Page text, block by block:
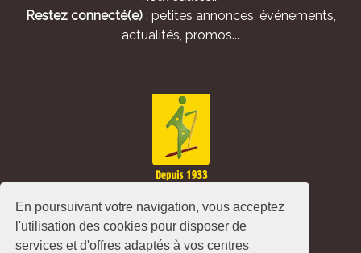
En poursuivant votre navigation, vous acceptez
l'utilisation des cookies pour disposer de
services et d'offres adaptés à vos centres
Restez connecté(e): petites annonces, événements,
actualités, promos...